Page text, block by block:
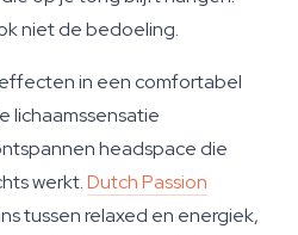
niet de bedoeling.
in een comfortabel
lichaamssensatie
headspace die
werkt.Dutch Passion
tussen relaxed en energiek,